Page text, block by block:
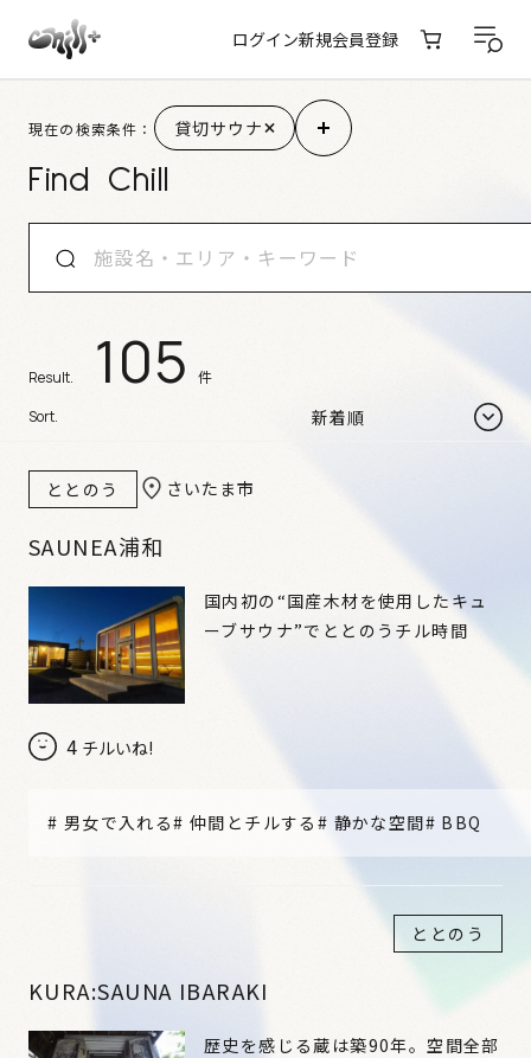
ログイン新規会員登録
Result. 105 件
Sort.
ととのう さいたま市
SAUNEA浦和
4 チルいね!
国内初の“国産木材を使用したキュ
ーブサウナ”でととのうチル時間
# 男女で入れる#仲間とチルする # 静かな空間# BBQ
ととのう
KURA:SAUNA IBARAKI
歴史を感じる蔵は築90年。空間全部
Find Chill
現在の検索条件： 貸切サウナ